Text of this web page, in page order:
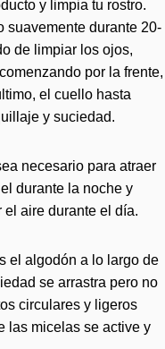
y limpia tu rostro.
suavemente durante 20-
de limpiar los ojos,
por la frente,
el cuello hasta
y suciedad.
necesario para atraer
durante la noche y
aire durante el día.
el algodón a lo largo de
se arrastra pero no
circulares y ligeros
las micelas se active y